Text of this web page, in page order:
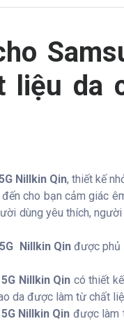
liệu da
Nillkin Qin, thiết kế
cho bạn cảm giác
dùng yêu thích,
Nillkin Qinđược phủ
Nillkin Qin có thiết
da được làm từ chất
Nillkin Qin được làm